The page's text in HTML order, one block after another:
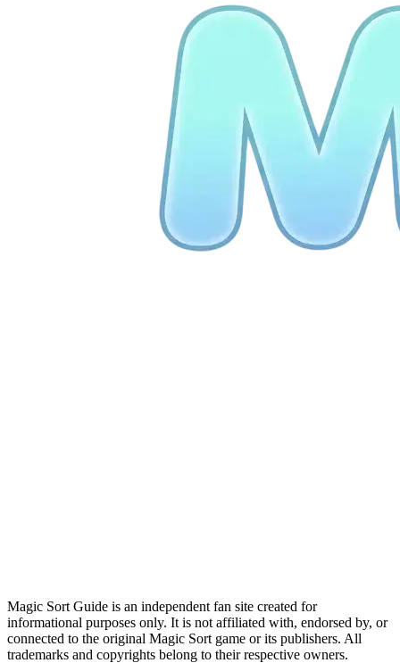
Magic Sort Guide is an independent fan site created for
informational purposes only. It is not affiliated with, endorsed by, or
connected to the original Magic Sort game or its publishers. All
trademarks and copyrights belong to their respective owners.